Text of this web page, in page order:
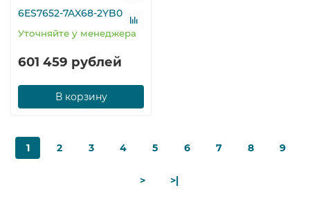
6ES7652-7AX68-2YB0
Уточняйте у менеджера
601 459 рублей
В корзину
1 2 3 4 5 6 7 8 9
> >|